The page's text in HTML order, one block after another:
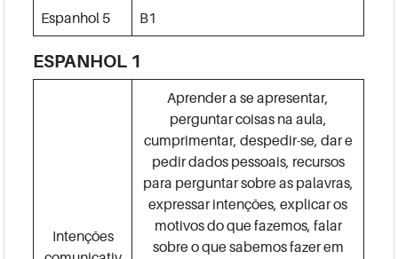
Espanhol 5 B1
ESPANHOL 1
Intenções
Aprender a se apresentar,
perguntar coisas na aula,
cumprimentar, despedir-se, dar e
pedir dados pessoais, recursos
para perguntar sobre as palavras,
expressar intenções, explicar os
motivos do que fazemos, falar
sobre o que sabemos fazer em